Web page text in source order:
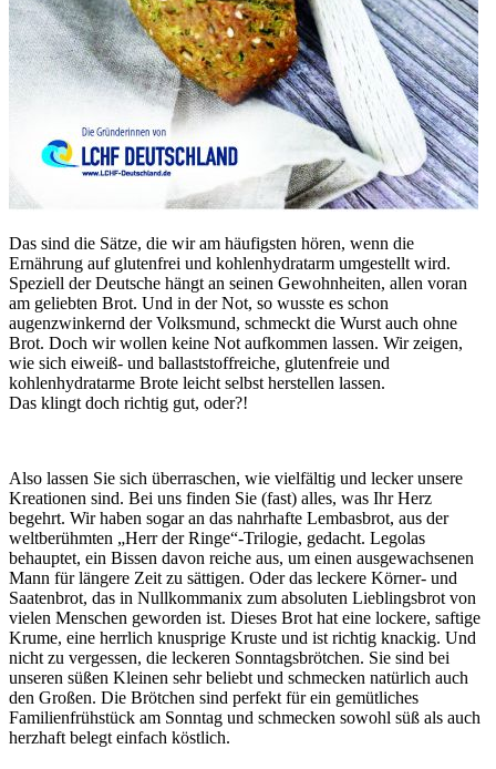
Das sind die Sätze, die wir am häufigsten hören, wenn die
Ernährung auf glutenfrei und kohlenhydratarm umgestellt wird.
Speziell der Deutsche hängt an seinen Gewohnheiten, allen voran
am geliebten Brot. Und in der Not, so wusste es schon
augenzwinkernd der Volksmund, schmeckt die Wurst auch ohne
Brot. Doch wir wollen keine Not aufkommen lassen. Wir zeigen,
wie sich eiweiß- und ballaststoffreiche, glutenfreie und
kohlenhydratarme Brote leicht selbst herstellen lassen.
Das klingt doch richtig gut, oder?!
Also lassen Sie sich überraschen, wie vielfältig und lecker unsere
Kreationen sind. Bei uns finden Sie (fast) alles, was Ihr Herz
begehrt. Wir haben sogar an das nahrhafte Lembasbrot, aus der
weltberühmten „Herr der Ringe“-Trilogie, gedacht. Legolas
behauptet, ein Bissen davon reiche aus, um einen ausgewachsenen
Mann für längere Zeit zu sättigen. Oder das leckere Körner- und
Saatenbrot, das in Nullkommanix zum absoluten Lieblingsbrot von
vielen Menschen geworden ist. Dieses Brot hat eine lockere, saftige
Krume, eine herrlich knusprige Kruste und ist richtig knackig. Und
nicht zu vergessen, die leckeren Sonntagsbrötchen. Sie sind bei
unseren süßen Kleinen sehr beliebt und schmecken natürlich auch
den Großen. Die Brötchen sind perfekt für ein gemütliches
Familienfrühstück am Sonntag und schmecken sowohl süß als auch
herzhaft belegt einfach köstlich.